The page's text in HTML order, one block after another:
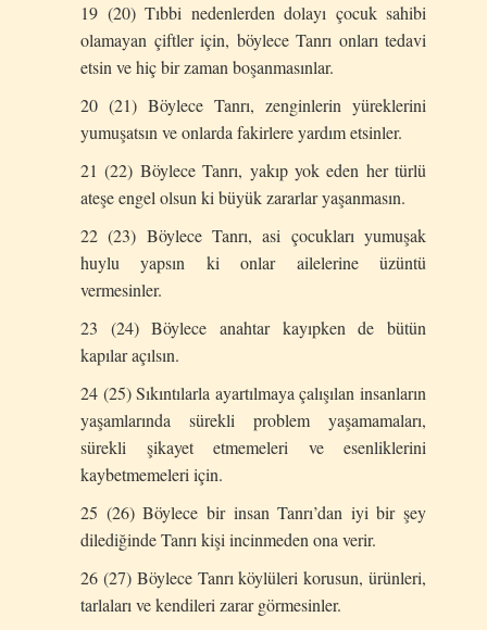
19 (20) Tıbbi nedenlerden dolayı çocuk sahibi
olamayan çiftler için, böylece Tanrı onları tedavi
etsin ve hiç bir zaman boşanmasınlar.
20 (21) Böylece Tanrı, zenginlerin yüreklerini
yumuşatsın ve onlarda fakirlere yardım etsinler.
21 (22) Böylece Tanrı, yakıp yok eden her türlü
ateşe engel olsun ki büyük zararlar yaşanmasın.
22 (23) Böylece Tanrı, asi çocukları yumuşak
huylu yapsın ki onlar ailelerine üzüntü
vermesinler.
23 (24) Böylece anahtar kayıpken de bütün
kapılar açılsın.
24 (25) Sıkıntılarla ayartılmaya çalışılan insanların
yaşamlarında sürekli problem yaşamamaları,
sürekli şikayet etmemeleri ve esenliklerini
kaybetmemeleri için.
25 (26) Böylece bir insan Tanrı’dan iyi bir şey
dilediğinde Tanrı kişi incinmeden ona verir.
26 (27) Böylece Tanrı köylüleri korusun, ürünleri,
tarlaları ve kendileri zarar görmesinler.